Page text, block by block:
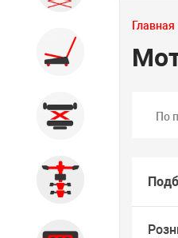
оборудование
Стенды
Главная
По